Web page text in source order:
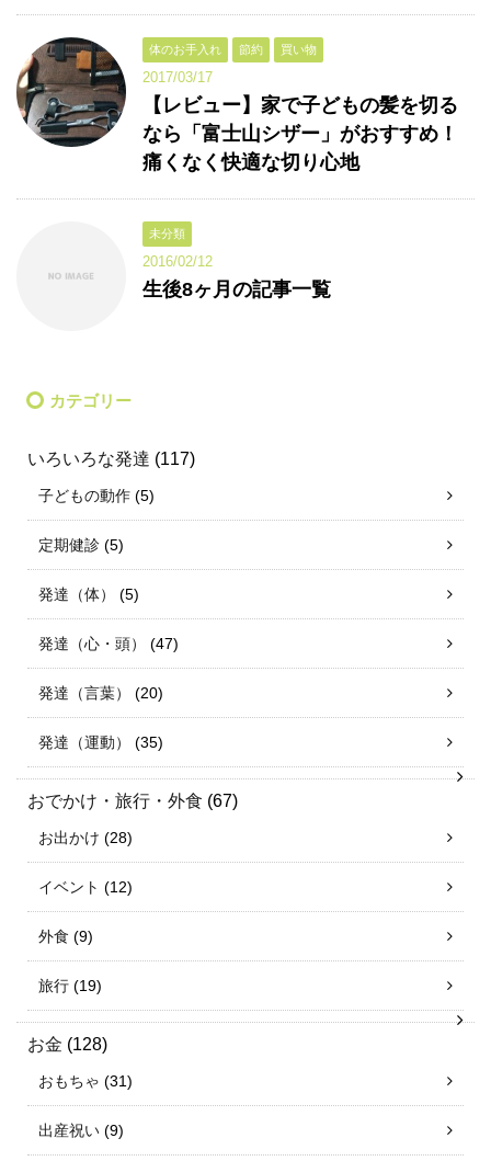
体のお手入れ 節約 買い物
2017/03/17
【レビュー】家で子どもの髪を切る
なら「富士山シザー」がおすすめ！
痛くなく快適な切り心地
未分類
2016/02/12
生後8ヶ月の記事一覧
カテゴリー
いろいろな発達 (117)
子どもの動作 (5)
定期健診 (5)
発達（体） (5)
発達（心・頭） (47)
発達（言葉） (20)
発達（運動） (35)
おでかけ・旅行・外食 (67)
お出かけ (28)
イベント (12)
外食 (9)
旅行 (19)
お金 (128)
おもちゃ (31)
出産祝い (9)